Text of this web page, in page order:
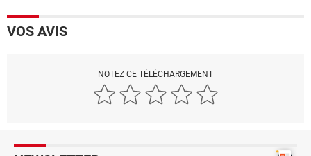
VOS AVIS
NOTEZ CE TÉLÉCHARGEMENT